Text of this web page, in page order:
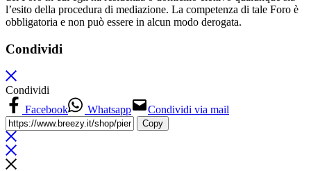
l’esito della procedura di mediazione. La competenza di tale Foro è
obbligatoria e non può essere in alcun modo derogata.
Condividi
Condividi
Facebook
Whatsapp Condividi via mail
Copy